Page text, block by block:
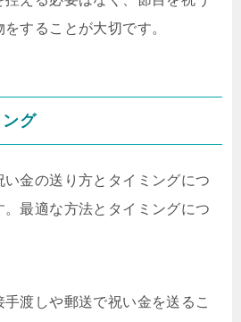
することが大切です。
グ
金の送り方とタイミングにつ
最適な方法とタイミングにつ
渡しや郵送で祝い金を送るこ